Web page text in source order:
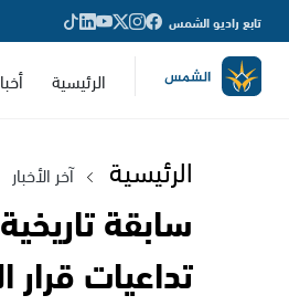
تابع راديو الشمس
الرئيسية
الرئيسية آخر الأخبار
سابقة
تداعيات قرار